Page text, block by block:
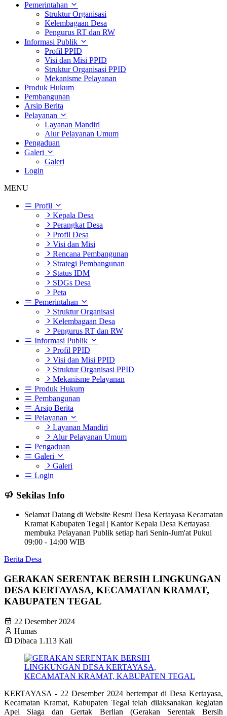
Pemerintahan
Struktur Organisasi
Kelembagaan Desa
Pengurus RT dan RW
Informasi Publik
Profil PPID
Visi dan Misi PPID
Struktur Organisasi PPID
Mekanisme Pelayanan
Produk Hukum
Pembangunan
Arsip Berita
Pelayanan
Layanan Mandiri
Alur Pelayanan Umum
Pengaduan
Galeri
Galeri
Login
MENU
Profil
Kepala Desa
Perangkat Desa
Profil Desa
Visi dan Misi
Rencana Pembangunan
Strategi Pembangunan
Status IDM
SDGs Desa
Peta
Pemerintahan
Struktur Organisasi
Kelembagaan Desa
Pengurus RT dan RW
Informasi Publik
Profil PPID
Visi dan Misi PPID
Struktur Organisasi PPID
Mekanisme Pelayanan
Produk Hukum
Pembangunan
Arsip Berita
Pelayanan
Layanan Mandiri
Alur Pelayanan Umum
Pengaduan
Galeri
Galeri
Login
Sekilas Info
Selamat Datang di Website Resmi Desa Kertayasa Kecamatan
Kramat Kabupaten Tegal | Kantor Kepala Desa Kertayasa
membuka Pelayanan Publik setiap hari Senin-Jum'at Pukul
09:00 - 14:00 WIB
Berita Desa
GERAKAN SERENTAK BERSIH LINGKUNGAN
DESA KERTAYASA, KECAMATAN KRAMAT,
KABUPATEN TEGAL
22 Desember 2024
Humas
Dibaca 1.113 Kali
KERTAYASA - 22 Desember 2024 bertempat di Desa Kertayasa,
Kecamatan Kramat, Kabupaten Tegal telah dilaksanakan kegiatan
Apel Siaga dan Gertak Berlian (Gerakan Serentak Bersih